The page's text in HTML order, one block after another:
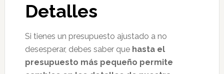
Detalles
Si tienes un presupuesto ajustado a no
desesperar, debes saber que hasta el
presupuesto más pequeño permite